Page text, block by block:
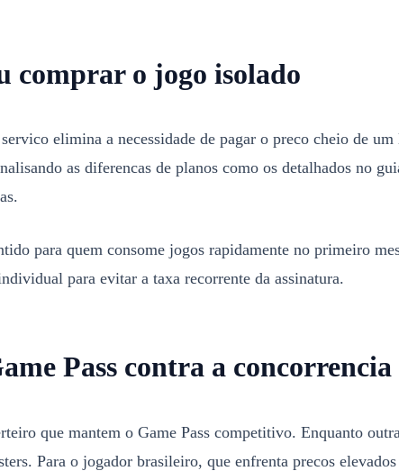
comprar o jogo isolado
elimina a necessidade de pagar o preco cheio de
as diferencas de planos como os detalhados no
para quem consome jogos rapidamente no primeiro
para evitar a taxa recorrente da assinatura.
Pass contra a concorrencia
que mantem o Game Pass competitivo. Enquanto
Para o jogador brasileiro, que enfrenta precos